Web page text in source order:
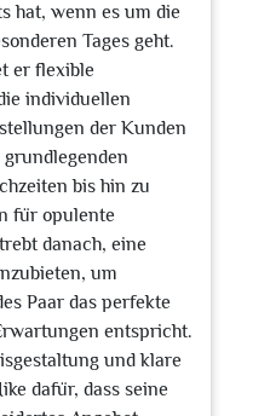
hat, wenn es um die
Tages geht.
er flexible
individuellen
der Kunden
bis hin zu
für opulente
danach, eine
um
Paar das perfekte
entspricht.
und klare
dafür, dass seine